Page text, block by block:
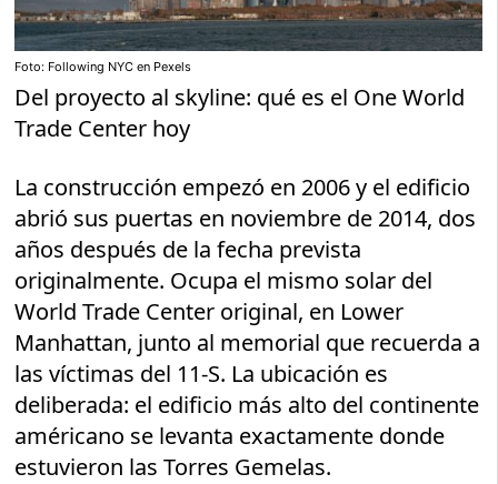
Foto: Following NYC en Pexels
Del proyecto al skyline: qué es el One World
Trade Center hoy
La construcción empezó en 2006 y el edificio
abrió sus puertas en noviembre de 2014, dos
años después de la fecha prevista
originalmente. Ocupa el mismo solar del
World Trade Center original, en Lower
Manhattan, junto al memorial que recuerda a
las víctimas del 11-S. La ubicación es
deliberada: el edificio más alto del continente
américano se levanta exactamente donde
estuvieron las Torres Gemelas.